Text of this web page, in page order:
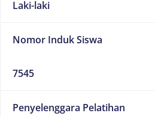
Laki-laki
Nomor Induk Siswa
7545
Penyelenggara Pelatihan